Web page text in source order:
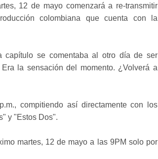
12 de mayo comenzará a re-transmitir
colombiana que cuenta con la
capítulo se comentaba al otro día de ser
la sensación del momento. ¿Volverá a
compitiendo así directamente con los
y "Estos Dos".
martes, 12 de mayo a las 9PM solo por